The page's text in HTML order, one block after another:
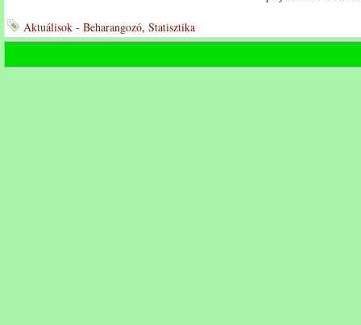
Aktuálisok - Beharangozó, Statisztika